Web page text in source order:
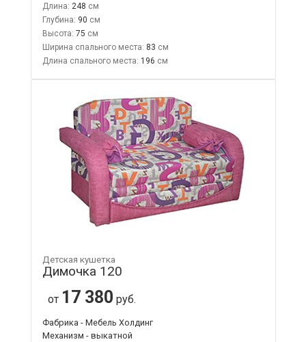
Длина: 248
Глубина: 90
Высота: 75
Ширина спального места: 83
Длина спального места: 196
Детская кушетка
Димочка 120
от 17 380 руб.
Фабрика - Мебель Холдинг
Механизм - выкатной